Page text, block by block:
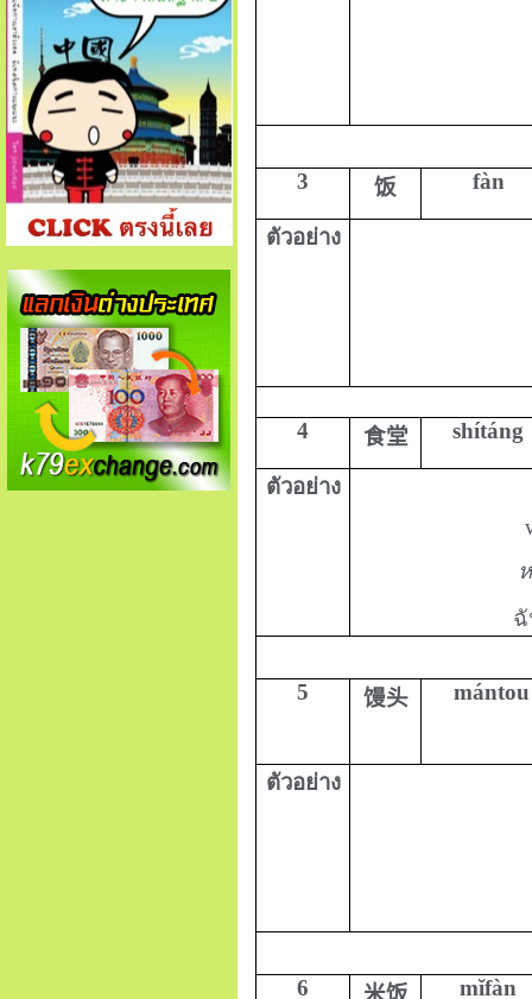
3 饭 fàn
ตัวอย่าง
4 食堂 shítáng
ตัวอย่าง
ฉั
5 馒头 mántou
ตัวอย่าง
6 米饭 mĭfàn